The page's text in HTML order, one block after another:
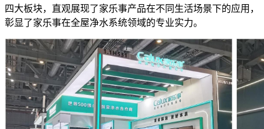
四大板块，直观展现了家乐事产品在不同生活场景下的应用，
彰显了家乐事在全屋净水系统领域的专业实力。